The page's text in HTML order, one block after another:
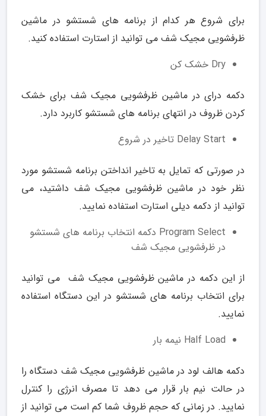
برای شروع هر کدام از برنامه های شستشو در ماشین
ظرفشویی مجیک شف می توانید از استارت استفاده کنید.
Dry خشک کن
دکمه درای در ماشین ظرفشویی مجیک شف برای خشک
کردن ظروف در انتهای برنامه های شستشو کاربرد دارد.
Delay Start تاخیر در شروع
در صورتی که تمایل به تاخیر انداختن برنامه شستشو مورد
نظر خود در ماشین ظرفشویی مجیک شف داشتید، می
توانید از دکمه دیلی استارت استفاده نمایید.
Program Select دکمه انتخاب برنامه های شستشو
در ظرفشویی مجیک شف
از این دکمه در ماشین ظرفشویی مجیک شف می توانید
برای انتخاب برنامه های شستشو در این دستگاه استفاده
نمایید.
Half Load نیمه بار
دکمه هالف لود در ماشین ظرفشویی مجیک شف دستگاه را
در حالت نیم بار قرار می دهد تا مصرف انرژی را کنترل
نمایید. در زمانی که حجم ظروف شما کم است می توانید از